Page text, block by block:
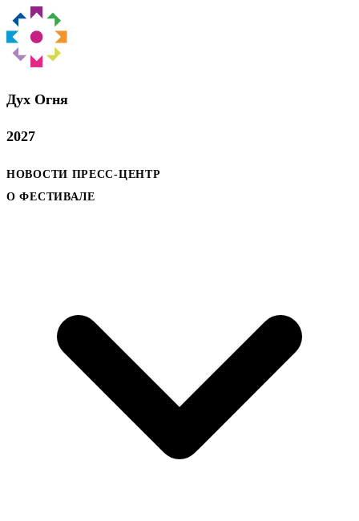
Дух Oгня
2027
НОВОСТИ ПРЕСС-ЦЕНТР
О ФЕСТИВАЛЕ